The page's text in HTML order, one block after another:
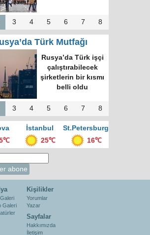
3 4 5 6 7 8
Türk Mutfağı
Rusya’da Türk işçi
çalıştırabilecek
şirketlerin bir kısmı
belli oldu
3 4 5 6 7 8
İstanbul
St.Petersburg
25℃ 16℃
Galeri
Kişilikler
Yorumlar
Yazar
Sayfalar
Hakkımızda
İletişim